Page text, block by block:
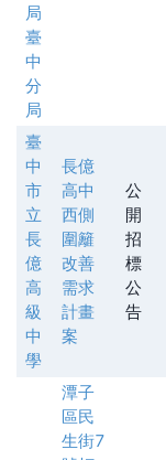
局
臺
中
分
局
臺
中
市
立
長
億
高
級
中
學
長億
高中
西側
圍籬
改善
需求
計畫
案
公
開
招
標
公
告
潭子
區民
生街7